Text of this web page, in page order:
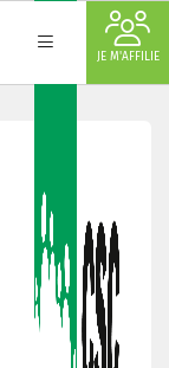
JE M'AFFILIE